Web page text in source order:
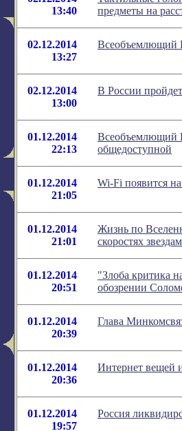
13:40
предметы на
02.12.2014
13:27
Всеобъемлющий
02.12.2014
13:00
В России
01.12.2014
22:13
Всеобъемлющий
общедоступной
01.12.2014
21:05
Wi-Fi появится
01.12.2014
21:01
Жизнь по
скоростях
01.12.2014
20:51
"Злоба критика
обозрении
01.12.2014
20:39
Глава
01.12.2014
20:36
Интернет вещей
01.12.2014
19:57
Россия